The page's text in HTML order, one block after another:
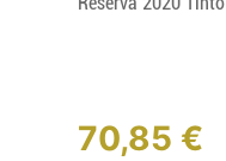
70,85 €